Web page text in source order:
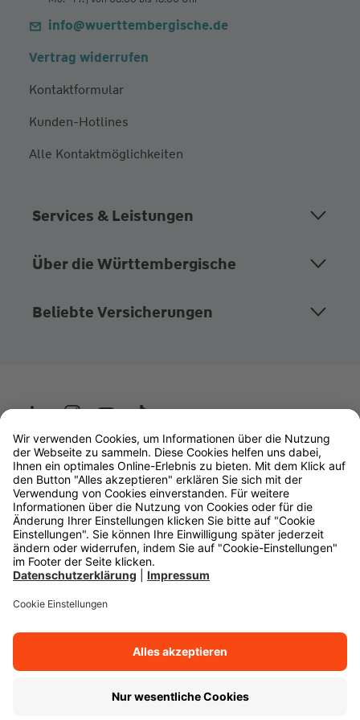
info@wuerttembergische.de
Vertrag widerrufen
Kontaktformular
Kunden-Hotlines
Alle Kontaktmöglichkeiten
Services & Leistungen
Über die Württembergische
Beliebte Versicherungen
Wüstenrot
W&W Gruppe
OLB Bank
Makler
Impressum
Datenschutz
Rechtliche Hinweise
Cookie-Einstellungen
Zurück zum Anfang